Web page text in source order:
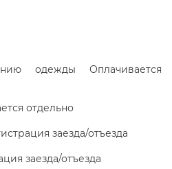
одежды Оплачивается
отдельно
заезда/отъезда
заезда/отъезда